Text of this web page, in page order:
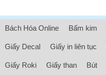
Bách Hóa Online Bấm kim
Giấy Decal Giấy in liên tục
Giấy Roki Giấy than Bút